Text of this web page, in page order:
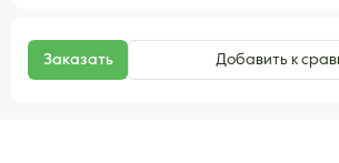
Заказать Добавить к